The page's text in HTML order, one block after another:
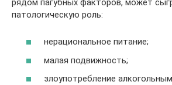
рядом пагубных факторов, может
патологическую роль:
нерациональное питание;
малая подвижность;
злоупотребление